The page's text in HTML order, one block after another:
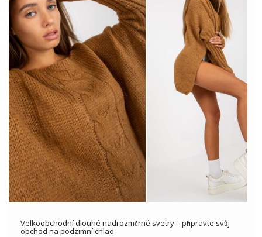
Velkoobchodní dlouhé nadrozměrné svetry – připravte svůj
obchod na podzimní chlad